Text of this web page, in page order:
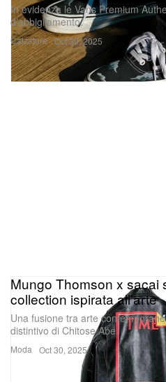
Calzature
In evidenza le Vans Premium
d’abbigliamento.
Oct 30, 2025
Moda
Mungo Thomson x sacai
collection ispirata all’arte
Una fusione tra arte
distintivo di Chitose Abe.
Oct 30, 2025